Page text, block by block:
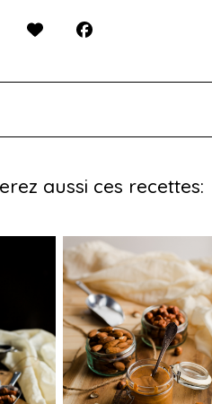
aussi ces recettes: